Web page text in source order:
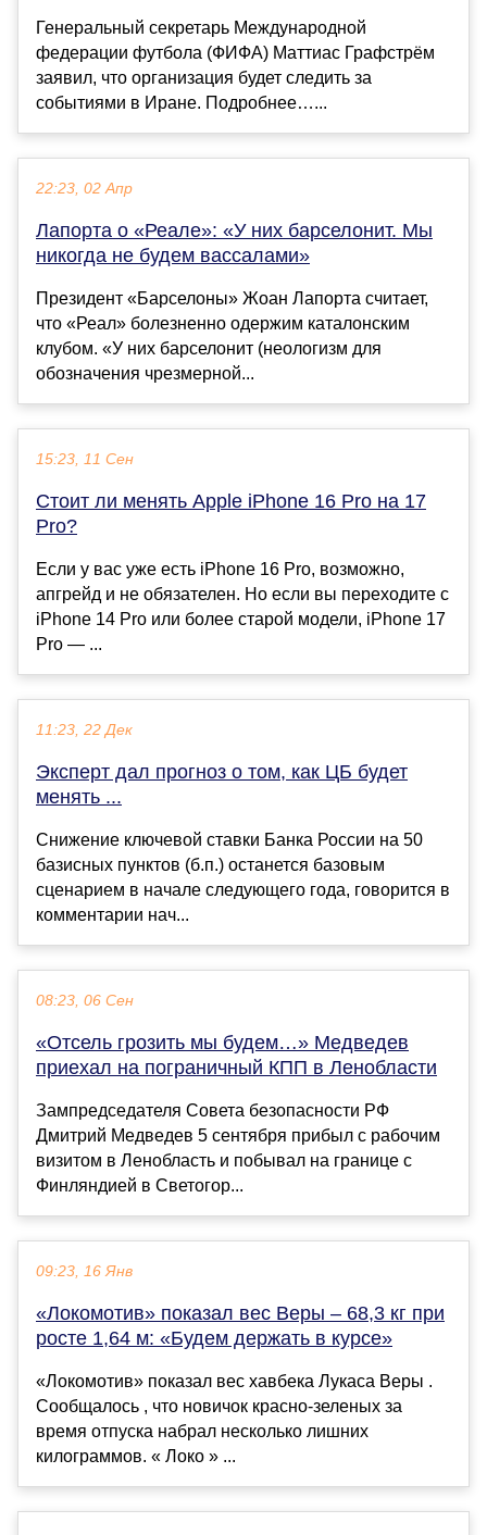
Генеральный секретарь Международной
федерации футбола (ФИФА) Маттиас Графстрём
заявил, что организация будет следить за
событиями в Иране. Подробнее…...
22:23, 02 Апр
Лапорта о «Реале»: «У них барселонит. Мы
никогда не будем вассалами»
Президент «Барселоны» Жоан Лапорта считает,
что «Реал» болезненно одержим каталонским
клубом. «У них барселонит (неологизм для
обозначения чрезмерной...
15:23, 11 Сен
Стоит ли менять Apple iPhone 16 Pro на 17
Pro?
Если у вас уже есть iPhone 16 Pro, возможно,
апгрейд и не обязателен. Но если вы переходите с
iPhone 14 Pro или более старой модели, iPhone 17
Pro — ...
11:23, 22 Дек
Эксперт дал прогноз о том, как ЦБ будет
менять ...
Снижение ключевой ставки Банка России на 50
базисных пунктов (б.п.) останется базовым
сценарием в начале следующего года, говорится в
комментарии нач...
08:23, 06 Сен
«Отсель грозить мы будем…» Медведев
приехал на пограничный КПП в Ленобласти
Зампредседателя Совета безопасности РФ
Дмитрий Медведев 5 сентября прибыл с рабочим
визитом в Ленобласть и побывал на границе с
Финляндией в Светогор...
09:23, 16 Янв
«Локомотив» показал вес Веры – 68,3 кг при
росте 1,64 м: «Будем держать в курсе»
«Локомотив» показал вес хавбека Лукаса Веры .
Сообщалось , что новичок красно-зеленых за
время отпуска набрал несколько лишних
килограммов. « Локо » ...